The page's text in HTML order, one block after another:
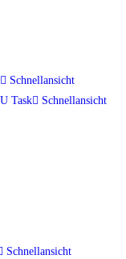
Schnellansicht
Schnellansicht
Schnellansicht